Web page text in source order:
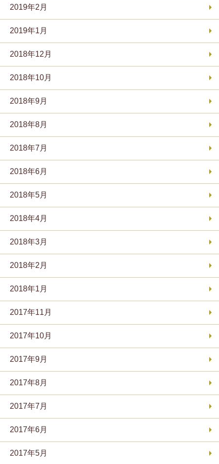
2019年2月
2019年1月
2018年12月
2018年10月
2018年9月
2018年8月
2018年7月
2018年6月
2018年5月
2018年4月
2018年3月
2018年2月
2018年1月
2017年11月
2017年10月
2017年9月
2017年8月
2017年7月
2017年6月
2017年5月